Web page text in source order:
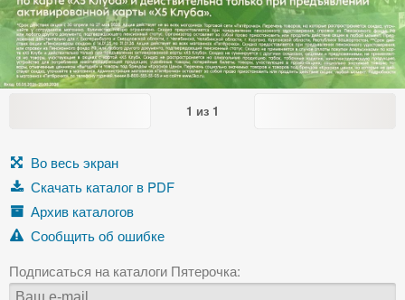
1 из 1
Во весь экран
Скачать каталог в PDF
Архив каталогов
Сообщить об ошибке
Подписаться на каталоги Пятерочка: